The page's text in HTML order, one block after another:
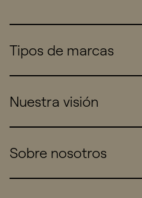
Tipos de marcas
Consumers
Startups
Nuestra visión
Work
Sobre nosotros